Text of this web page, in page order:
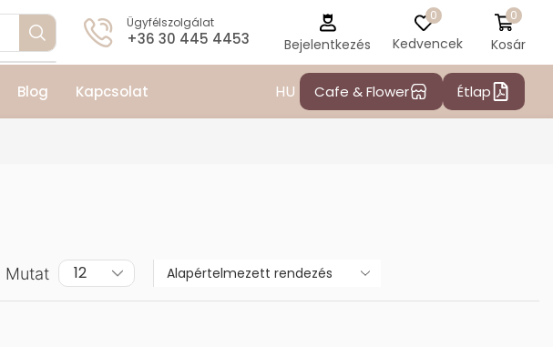
Ügyfélszolgálat
+36 30 445 4453 Bejelentkezés
0
Kedvencek
0
Kosár
Blog Kapcsolat HU Cafe & Flower Étlap
Mutat